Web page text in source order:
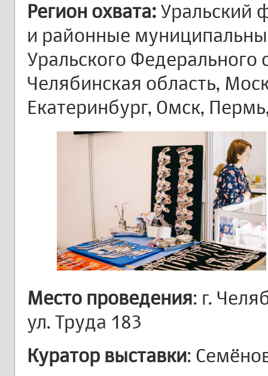
Регион охвата: Уральский
и районные
Уральского Федерального
Челябинская область,
Екатеринбург, Омск,
Место проведения: г.
ул. Труда 183
Куратор выставки: